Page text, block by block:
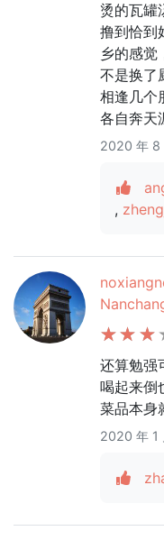
烫的瓦罐
撸到恰到
乡的感觉
不是换了
相逢几个
各自奔
2020 年 8
,
还算勉强
喝起来倒
菜品本身
2020 年 1